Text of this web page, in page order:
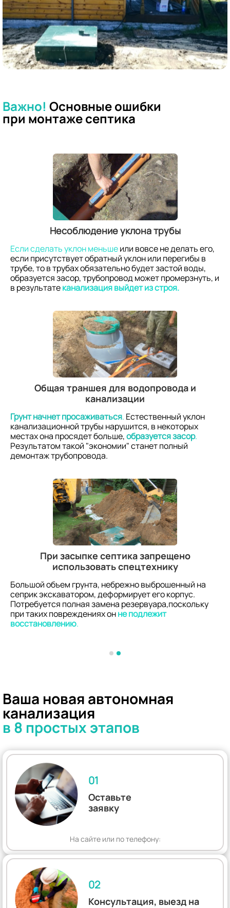
Важно! Основные ошибки
при монтаже септика
Несоблюдение уклона трубы
Если сделать уклон меньшеили вовсе не делать его,
если присутствует обратный уклон или перегибы в
трубе, то в трубах обязательно будет застой воды,
образуется засор, трубопровод может промерзнуть, и
в результатеканализация выйдет из строя.
Общая траншея для водопровода и
канализации
Грунт начнет просаживаться. Естественный уклон
канализационной трубы нарушится, в некоторых
местах она просядет больше,образуется засор.
Результатом такой "экономии" станет полный
демонтаж трубопровода.
При засыпке септика запрещено
использовать спецтехнику
Большой объем грунта, небрежно выброшенный на
сеприк экскаватором, деформирует его корпус.
Потребуется полная замена резервуара,поскольку
при таких повреждениях онне подлежит
восстановлению.
Ваша новая автономная
канализация
в 8 простых этапов
01
Оставьте
заявку
На сайте или по телефону:
02
Консультация, выезд на